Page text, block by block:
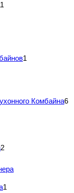
1
Комбайна6
2
1